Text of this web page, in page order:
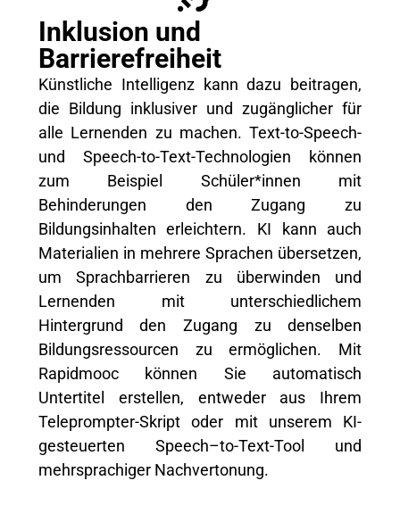
Inklusion und
Barrierefreiheit
Künstliche Intelligenz kann dazu beitragen,
die Bildung inklusiver und zugänglicher für
alle Lernenden zu machen. Text-to-Speech-
und Speech-to-Text-Technologien können
zum Beispiel Schüler*innen mit
Behinderungen den Zugang zu
Bildungsinhalten erleichtern. KI kann auch
Materialien in mehrere Sprachen übersetzen,
um Sprachbarrieren zu überwinden und
Lernenden mit unterschiedlichem
Hintergrund den Zugang zu denselben
Bildungsressourcen zu ermöglichen. Mit
Rapidmoockönnen Sie automatisch
Untertitel erstellen, entweder aus Ihrem
Teleprompter-Skript oder mit unserem KI-
gesteuerten Speech–to-Text-Tool und
mehrsprachiger Nachvertonung.